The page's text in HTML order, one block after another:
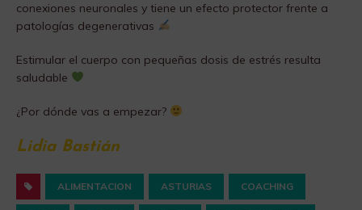
conexiones neuronales y tiene un efecto protector frente a
patologías degenerativas
Estimular el cuerpo con pequeñas dosis de estrés resulta
saludable
¿Por dónde vas a empezar?
Lidia Bastián
ALIMENTACION ASTURIAS COACHING